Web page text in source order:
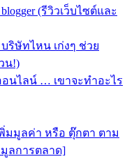
(รีวิวเว็บไซต์และ
ริษัทไหน เก่งๆ ช่วย
น!)
นไลน์ … เขาจะทำอะไร
มมูลค่า หรือ ตุ๊กตา ตาม
ลการตลาด]